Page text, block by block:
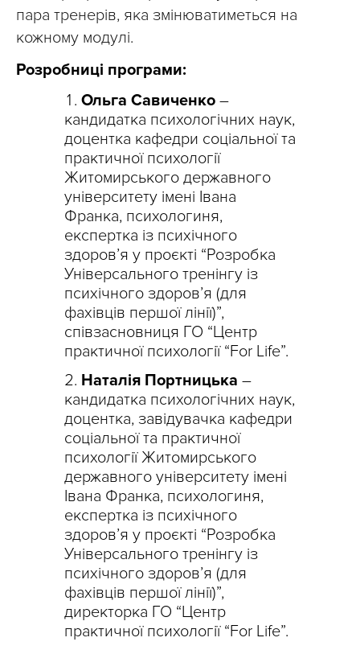
пара тренерів, яка змінюватиметься на
кожному модулі.
Розробниці програми:
Ольга Савиченко –
кандидатка психологічних наук,
доцентка кафедри соціальної та
практичної психології
Житомирського державного
університету імені Івана
Франка, психологиня,
експертка із психічного
здоров’я у проєкті “Розробка
Універсального тренінгу із
психічного здоров’я (для
фахівців першої лінії)”,
співзасновниця ГО “Центр
практичної психології “For Life”.
Наталія Портницька –
кандидатка психологічних наук,
доцентка, завідувачка кафедри
соціальної та практичної
психології Житомирського
державного університету імені
Івана Франка, психологиня,
експертка із психічного
здоров’я у проєкті “Розробка
Універсального тренінгу із
психічного здоров’я (для
фахівців першої лінії)”,
директорка ГО “Центр
практичної психології “For Life”.